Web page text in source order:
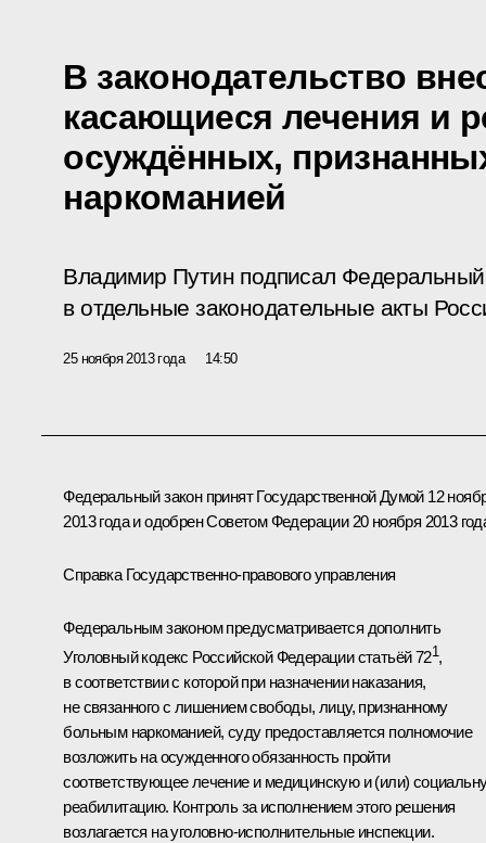
В законодательство
касающиеся лечения и
осуждённых,
наркоманией
Владимир Путин подписал
в отдельные законодательные акты
25 ноября 2013 года 14:50
Федеральный закон принят Государственной Думой 12
2013 года и одобрен Советом Федерации 20 ноября 2013
Справка Государственно-правового управления
Федеральным законом предусматривается дополнить
Уголовный кодекс Российской Федерации статьёй 721,
в соответствии с которой при назначении наказания,
не связанного с лишением свободы, лицу, признанному
больным наркоманией, суду предоставляется полномочие
возложить на осужденного обязанность пройти
соответствующее лечение и медицинскую и (или)
реабилитацию. Контроль за исполнением этого решения
возлагается на уголовно-исполнительные инспекции.